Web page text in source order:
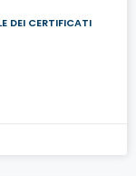
DEI CERTIFICATI